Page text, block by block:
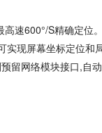
速600°/S精确定位
现屏幕坐标定位和
留网络模块接口,自